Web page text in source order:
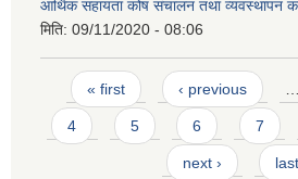
आर्थिक सहायता कोष संचालन तथा व्यवस्थापन
मिति: 09/11/2020 - 08:06
Pages
« first ‹ previous
4 5 6 7
next ›